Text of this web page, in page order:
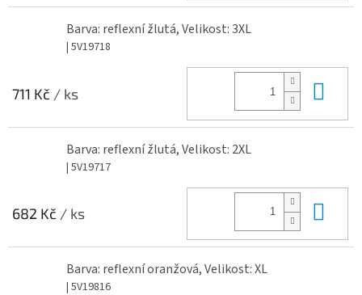
Barva: reflexní žlutá, Velikost: 3XL
| 5V19718
711 Kč / ks
Barva: reflexní žlutá, Velikost: 2XL
| 5V19717
682 Kč / ks
Barva: reflexní oranžová, Velikost: XL
| 5V19816